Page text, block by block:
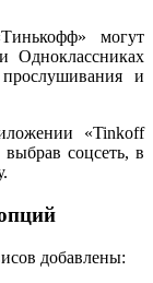
могут
Одноклассниках
и
«Tinkoff
соцсеть, в
добавлены: